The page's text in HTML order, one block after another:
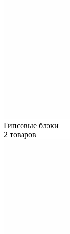
Гипсовые блоки
2 товаров